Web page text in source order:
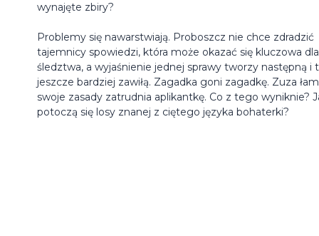
wynajęte zbiry?
Problemy się nawarstwiają. Proboszcz nie chce zdradzić
tajemnicy spowiedzi, która może okazać się kluczowa
śledztwa, a wyjaśnienie jednej sprawy tworzy następną i
jeszcze bardziej zawiłą. Zagadka goni zagadkę. Zuza
swoje zasady zatrudnia aplikantkę. Co z tego wyniknie?
potoczą się losy znanej z ciętego języka bohaterki?